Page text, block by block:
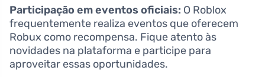
Participação em eventos oficiais: O Roblox
frequentemente realiza eventos que oferecem
Robux como recompensa. Fique atento às
novidades na plataforma e participe para
aproveitar essas oportunidades.